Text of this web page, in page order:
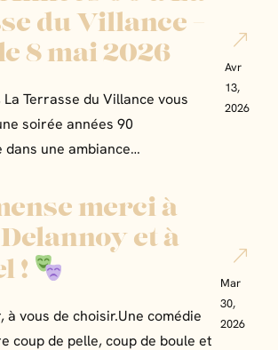
du Villance –
8 mai 2026
La Terrasse du Villance vous
soirée années 90
dans une ambiance…
Avr
13,
2026
merci à
et à
!
à vous de choisir.Une comédie
coup de pelle, coup de boule et
Mar
30,
2026